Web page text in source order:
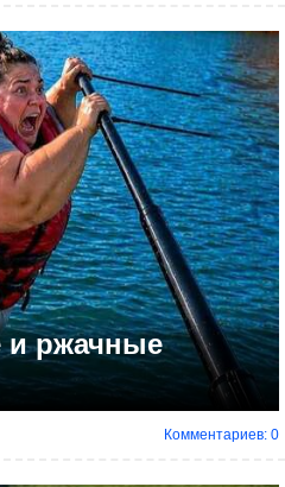
ржачные
Комментариев: 0